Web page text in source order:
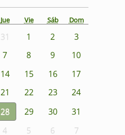
Jue Vie Sáb Dom
31 1 2
3
7 8 9
10
14 15 16
17
21 22 23
24
28 29 30
31
4 5 6 7